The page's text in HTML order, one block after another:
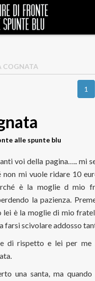
COGNATA
1
alle spunte blu
voi della pagina….. mi
non mi vuole ridare 10
è la moglie d mio
la pazienza.
lei è la moglie di mio
farsi scivolare addosso
di rispetto e lei per me
una santa, ma